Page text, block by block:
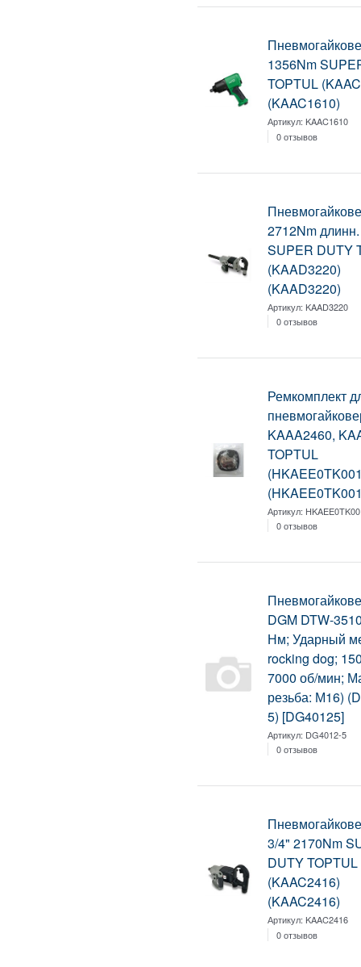
1356Nm
TOPTUL
(KAAC1610)
Артикул:KAAC1610
0 отзывов
2712Nm
SUPER DUTY
(KAAD3220)
(KAAD3220)
Артикул:KAAD3220
0 отзывов
Ремкомплект
KAAA2460,
TOPTUL
Артикул:
0 отзывов
DGM DTW-
Нм; Ударный
rocking dog;
7000 об/мин;
резьба: М16)
5) [DG40125]
Артикул: DG4012-5
0 отзывов
3/4" 2170Nm
DUTY TOPTUL
(KAAC2416)
(KAAC2416)
Артикул:KAAC2416
0 отзывов